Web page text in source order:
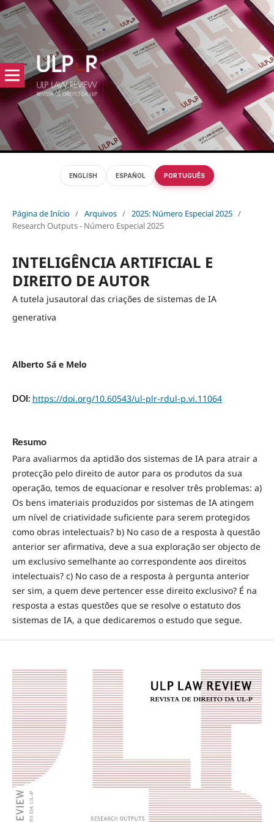
Página de Início / Arquivos / 2025: Número Especial 2025 /
Research Outputs - Número Especial 2025
INTELIGÊNCIA ARTIFICIAL E
DIREITO DE AUTOR
A tutela jusautoral das criações de sistemas de IA
generativa
Alberto Sá e Melo
DOI: https://doi.org/10.60543/ul-plr-rdul-p.vi.11064
Resumo
Para avaliarmos da aptidão dos sistemas de IA para atrair a
protecção pelo direito de autor para os produtos da sua
operação, temos de equacionar e resolver três problemas: a)
Os bens imateriais produzidos por sistemas de IA atingem
um nível de criatividade suficiente para serem protegidos
como obras intelectuais? b) No caso de a resposta à questão
anterior ser afirmativa, deve a sua exploração ser objecto de
um exclusivo semelhante ao correspondente aos direitos
intelectuais? c) No caso de a resposta à pergunta anterior
ser sim, a quem deve pertencer esse direito exclusivo? É na
resposta a estas questões que se resolve o estatuto dos
sistemas de IA, a que dedicaremos o estudo que segue.
ENGLISH ESPAÑOL PORTUGUÊS